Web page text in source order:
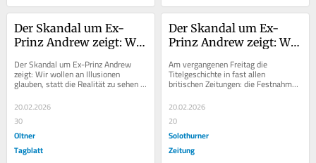
Der Skandal um Ex-
Prinz Andrew zeigt: Wir
glauben, statt die
Realität zu sehen
Der Skandal um Ex-Prinz Andrew
zeigt: Wir wollen an Illusionen
glauben, statt die Realität zu sehen
Nach der Verhaftung von Andrew...
20.02.2026
30
Oltner
Tagblatt
Der Skandal um Ex-
Prinz Andrew zeigt: Wir
glauben, statt die
Realität zu sehen
Am vergangenen Freitag die
Titelgeschichte in fast allen
britischen Zeitungen: die Festnahme
von Skandalprinz Andrew.
Monarchien sind keine...
20.02.2026
20
Solothurner
Zeitung